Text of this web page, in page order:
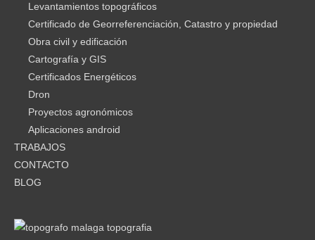
Levantamientos topográficos
Certificado de Georreferenciación, Catastro y propiedad
Obra civil y edificación
Cartografía y GIS
Certificados Energéticos
Dron
Proyectos agronómicos
Aplicaciones android
TRABAJOS
CONTACTO
BLOG